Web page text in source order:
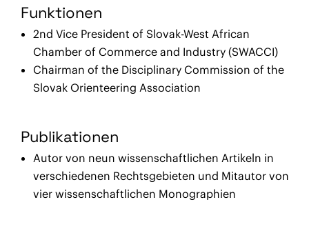
Funktionen
2nd Vice President of Slovak-West African
Chamber of Commerce and Industry (SWACCI)
Chairman of the Disciplinary Commission of the
Slovak Orienteering Association
Publikationen
Autor von neun wissenschaftlichen Artikeln in
verschiedenen Rechtsgebieten und Mitautor von
vier wissenschaftlichen Monographien